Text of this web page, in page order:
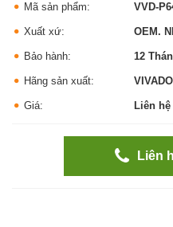
Mã sản phẩm: VVD-
Xuất xứ: OEM.
Bảo hành: 12
Hãng sản xuất: VIVADO
Giá: Liên hệ
Liên